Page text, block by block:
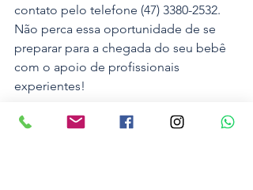
contato pelo telefone (47) 3380-2532.
Não perca essa oportunidade de se
preparar para a chegada do seu bebê
com o apoio de profissionais
experientes!